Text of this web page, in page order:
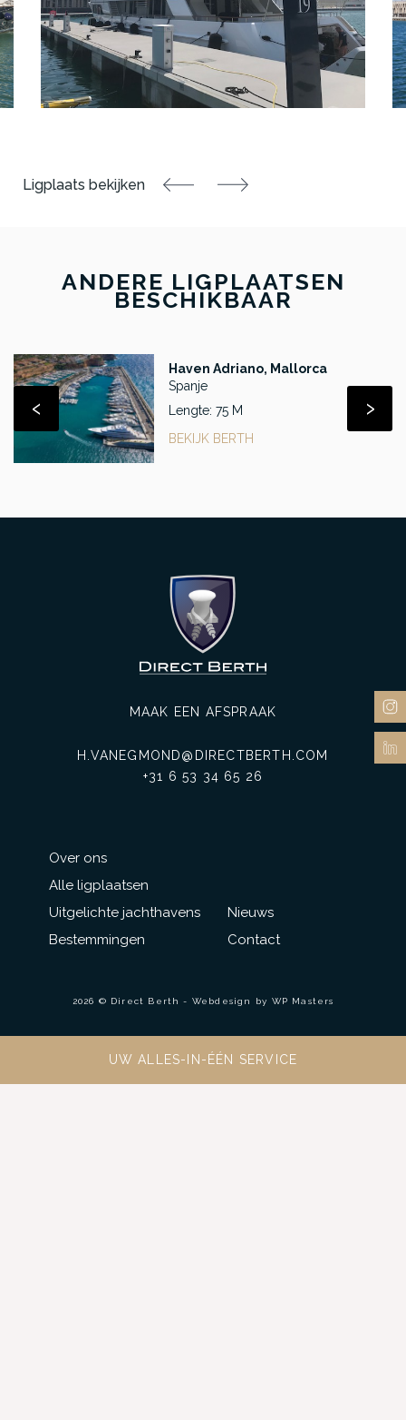
ANDERE LIGPLAATSEN
BESCHIKBAAR
Haven Adriano, Mallorca
Spanje
Lengte: 75 M
BEKIJK BERTH
‹ ›
Over ons
Alle ligplaatsen
Uitgelichte jachthavens
Bestemmingen
MAAK EEN AFSPRAAK
H.VANEGMOND@DIRECTBERTH.COM
+31 6 53 34 65 26
Nieuws
Contact
2026 © Direct Berth - Webdesign by WP Masters
UW ALLES-IN-ÉÉN SERVICE